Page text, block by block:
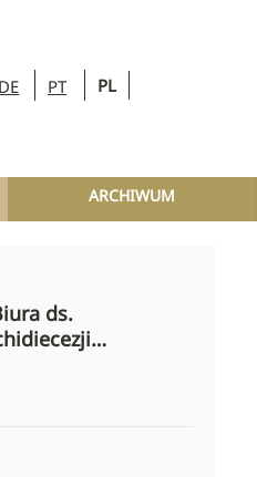
DE PT PL
ARCHIWUM
ds.